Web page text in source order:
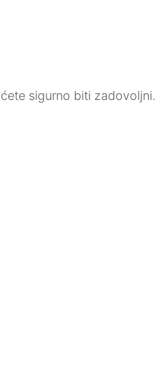
sigurno biti zadovoljni.